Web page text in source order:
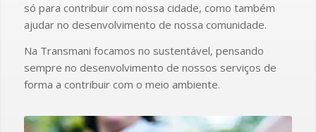
só para contribuir com nossa cidade, como também
ajudar no desenvolvimento de nossa comunidade.
Na Transmani focamos no sustentável, pensando
sempre no desenvolvimento de nossos serviços de
forma a contribuir com o meio ambiente.